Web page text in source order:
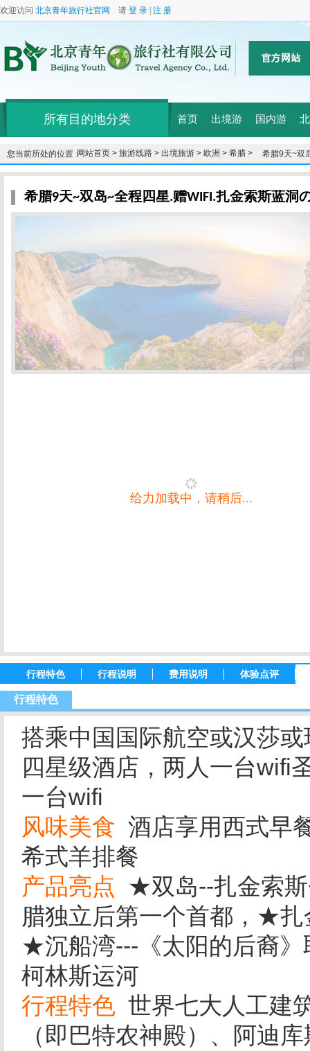
欢迎访问 北京青年旅行社官网 请 登 录 注 册
所有目的地分类 首页 出境游 国内游
您当前所处的位置：网站首页 > 旅游线路 > 出境旅游 > 欧洲 > 希腊 >
希腊9天~双
湾
希腊9天~双岛~全程四星.赠WIFI.扎金索斯蓝洞
给力加载中，请稍后...
行程特色 行程说明 费用说明 体验点评
行程特色
搭乘中国国际航空或汉莎
四星级酒店，两人一台wifi
一台wifi
风味美食 酒店享用西式早
希式羊排餐
产品亮点 ★双岛--扎金索
腊独立后第一个首都，★
★沉船湾---《太阳的后裔
柯林斯运河
行程特色 世界七大人工建
（即巴特农神殿）、阿迪